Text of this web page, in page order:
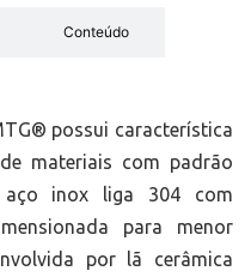
Conteúdo
possui característica
materiais com padrão
aço inox liga 304 com
para menor
por lã cerâmica